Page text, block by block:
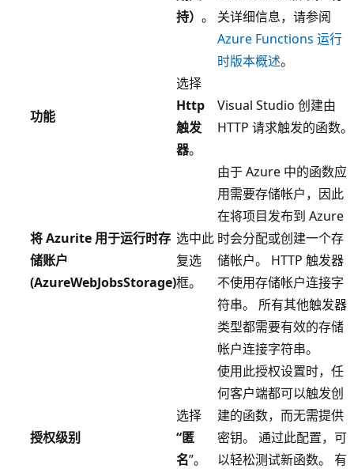
持） 。
关详细信息，请参阅
Azure Functions 运行
时版本概述。
功能
选择
Http
触发
器。
Visual Studio 创建由
HTTP 请求触发的函数。
将 Azurite 用于运行时存
储账户
(AzureWebJobsStorage)
选中此
复选
框。
由于 Azure 中的函数应
用需要存储帐户，因此
在将项目发布到 Azure
时会分配或创建一个存
储帐户。 HTTP 触发器
不使用存储帐户连接字
符串。 所有其他触发器
类型都需要有效的存储
帐户连接字符串。
授权级别
选择
“匿
名”。
使用此授权设置时，任
何客户端都可以触发创
建的函数，而无需提供
密钥。 通过此配置，可
以轻松测试新函数。 有